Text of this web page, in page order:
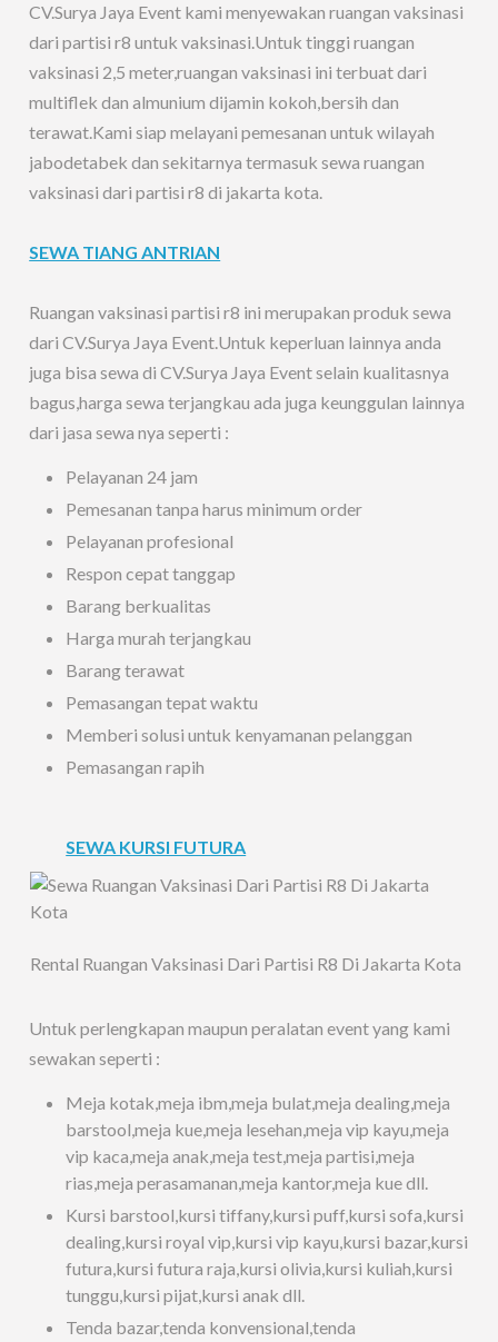
CV.Surya Jaya Event kami menyewakan ruangan vaksinasi
dari partisi r8 untuk vaksinasi.Untuk tinggi ruangan
vaksinasi 2,5 meter,ruangan vaksinasi ini terbuat dari
multiflek dan almunium dijamin kokoh,bersih dan
terawat.Kami siap melayani pemesanan untuk wilayah
jabodetabek dan sekitarnya termasuk sewa ruangan
vaksinasi dari partisi r8 di jakarta kota.
SEWA TIANG ANTRIAN
Ruangan vaksinasi partisi r8 ini merupakan produk sewa
dari CV.Surya Jaya Event.Untuk keperluan lainnya anda
juga bisa sewa di CV.Surya Jaya Event selain kualitasnya
bagus,harga sewa terjangkau ada juga keunggulan lainnya
dari jasa sewa nya seperti :
Pelayanan 24 jam
Pemesanan tanpa harus minimum order
Pelayanan profesional
Respon cepat tanggap
Barang berkualitas
Harga murah terjangkau
Barang terawat
Pemasangan tepat waktu
Memberi solusi untuk kenyamanan pelanggan
Pemasangan rapih
SEWA KURSI FUTURA
Rental Ruangan Vaksinasi Dari Partisi R8 Di Jakarta Kota
Untuk perlengkapan maupun peralatan event yang kami
sewakan seperti :
Meja kotak,meja ibm,meja bulat,meja dealing,meja
barstool,meja kue,meja lesehan,meja vip kayu,meja
vip kaca,meja anak,meja test,meja partisi,meja
rias,meja perasamanan,meja kantor,meja kue dll.
Kursi barstool,kursi tiffany,kursi puff,kursi sofa,kursi
dealing,kursi royal vip,kursi vip kayu,kursi bazar,kursi
futura,kursi futura raja,kursi olivia,kursi kuliah,kursi
tunggu,kursi pijat,kursi anak dll.
Tenda bazar,tenda konvensional,tenda